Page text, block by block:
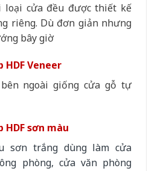
loại cửa đều được thiết kế
riêng. Dù đơn giản nhưng
bây giờ
HDF Veneer
ngoài giống cửa gỗ tự
HDF sơn màu